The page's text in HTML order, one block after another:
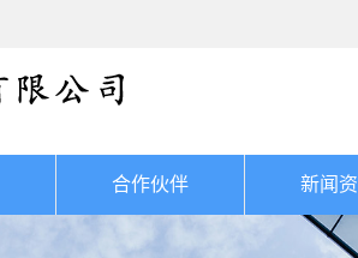
合作伙伴 新闻